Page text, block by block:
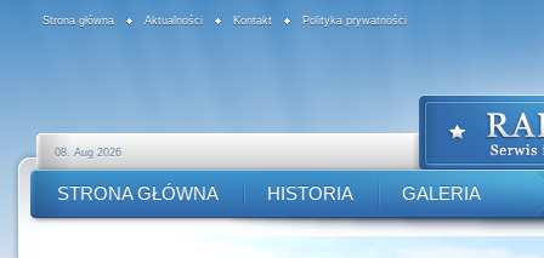
Strona główna Aktualności Kontakt Polityka prywatności
08. Aug 2026
STRONA GŁÓWNA HISTORIA GALERIA